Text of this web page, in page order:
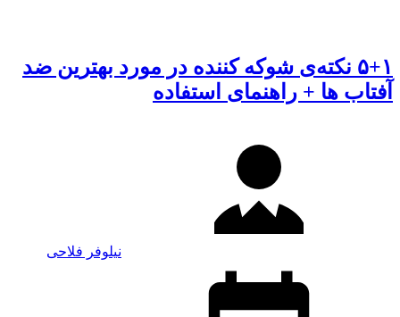
۵+۱ نکته‌ی شوکه کننده در مورد بهترین ضد
آفتاب ها + راهنمای استفاده
نیلوفر فلاحی